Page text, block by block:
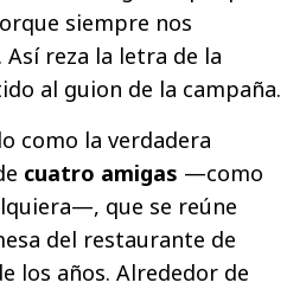
siempre nos
Así reza la letra de la
al guion de la campaña.
como la verdadera
cuatro amigas —como
que se reúne
del restaurante de
los años. Alrededor de